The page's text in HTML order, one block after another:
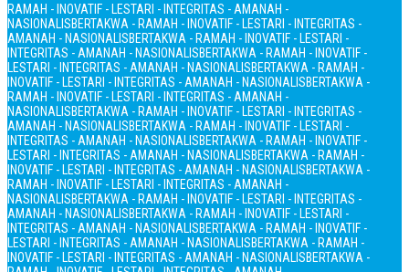
RAMAH - INOVATIF - LESTARI - INTEGRITAS - AMANAH -
NASIONALISBERTAKWA - RAMAH - INOVATIF - LESTARI - INTEGRITAS -
AMANAH - NASIONALISBERTAKWA - RAMAH - INOVATIF - LESTARI -
INTEGRITAS - AMANAH - NASIONALISBERTAKWA - RAMAH - INOVATIF -
LESTARI - INTEGRITAS - AMANAH - NASIONALISBERTAKWA - RAMAH -
INOVATIF - LESTARI - INTEGRITAS - AMANAH - NASIONALISBERTAKWA -
RAMAH - INOVATIF - LESTARI - INTEGRITAS - AMANAH -
NASIONALISBERTAKWA - RAMAH - INOVATIF - LESTARI - INTEGRITAS -
AMANAH - NASIONALISBERTAKWA - RAMAH - INOVATIF - LESTARI -
INTEGRITAS - AMANAH - NASIONALISBERTAKWA - RAMAH - INOVATIF -
LESTARI - INTEGRITAS - AMANAH - NASIONALISBERTAKWA - RAMAH -
INOVATIF - LESTARI - INTEGRITAS - AMANAH - NASIONALISBERTAKWA -
RAMAH - INOVATIF - LESTARI - INTEGRITAS - AMANAH -
NASIONALISBERTAKWA - RAMAH - INOVATIF - LESTARI - INTEGRITAS -
AMANAH - NASIONALISBERTAKWA - RAMAH - INOVATIF - LESTARI -
INTEGRITAS - AMANAH - NASIONALISBERTAKWA - RAMAH - INOVATIF -
LESTARI - INTEGRITAS - AMANAH - NASIONALISBERTAKWA - RAMAH -
INOVATIF - LESTARI - INTEGRITAS - AMANAH - NASIONALISBERTAKWA -